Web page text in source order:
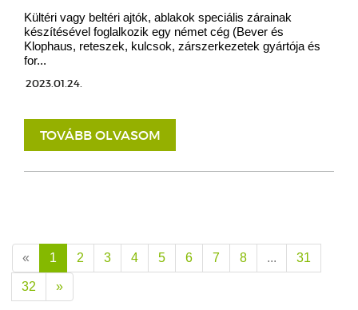
Kültéri vagy beltéri ajtók, ablakok speciális zárainak
készítésével foglalkozik egy német cég (Bever és
Klophaus, reteszek, kulcsok, zárszerkezetek gyártója és
for...
2023.01.24.
TOVÁBB OLVASOM
« 1 2 3 4 5 6 7 8 ... 31
32 »